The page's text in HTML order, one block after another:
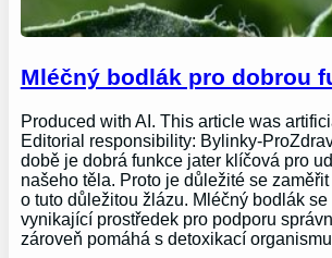
Mléčný bodlák pro dobrou
Produced with AI. This article was
Editorial responsibility: Bylinky-
době je dobrá funkce jater klíčová pro
našeho těla. Proto je důležité se
o tuto důležitou žlázu. Mléčný bodlák
vynikající prostředek pro podporu
zároveň pomáhá s detoxikací